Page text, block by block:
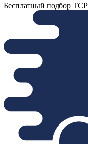
Бесплатный подбор ТСР